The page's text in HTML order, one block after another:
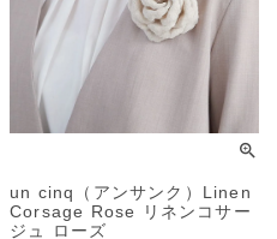
un cinq（アンサンク）Linen
Corsage Rose リネンコサー
ジュ ローズ